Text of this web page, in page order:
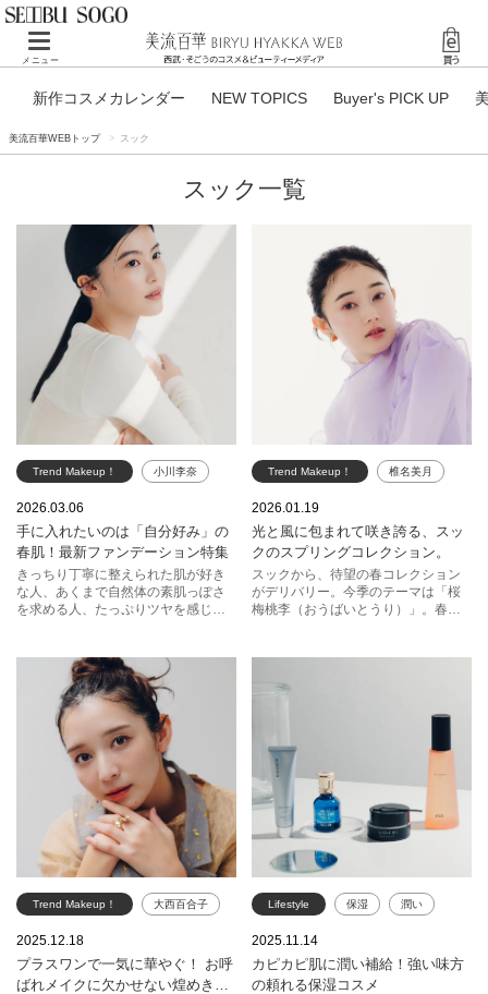
Toggle navigation
メニュー
新作コスメカレンダー NEW TOPICS Buyer's PICK UP
美流百華WEBトップ スック
スック一覧
Trend Makeup！ 小川李奈
春コスメ
エスティ ローダー
ジルスチュアート
アディクション クラランス
2026.03.06
手に入れたいのは「自分好み」の
春肌！最新ファンデーション特集
きっちり丁寧に整えられた肌が好き
な人、あくまで自然体の素肌っぽさ
を求める人、たっぷりツヤを感じる
が自分らしい、と思える肌をファン
デーションで作りましょう。今あな
たが目指したいのは、どんな肌？
Trend Makeup！ 椎名美月
スック
2026.01.19
光と風に包まれて咲き誇る、スッ
クのスプリングコレクション。
スックから、待望の春コレクション
がデリバリー。今季のテーマは「桜
梅桃李（おうばいとうり）」。春の
ように、十人十色の“自分らしい美し
詰まったカラーが勢ぞろい！
Trend Makeup！ 大西百合子
RMK
スック コスメデコルテ
2025.12.18
プラスワンで一気に華やぐ！ お呼
ばれメイクに欠かせない煌めきア
Lifestyle 保湿 潤い
ポール ＆ ジョー ボーテ
KANEBO スック ゲラン
2025.11.14
カピカピ肌に潤い補給！強い味方
の頼れる保湿コスメ